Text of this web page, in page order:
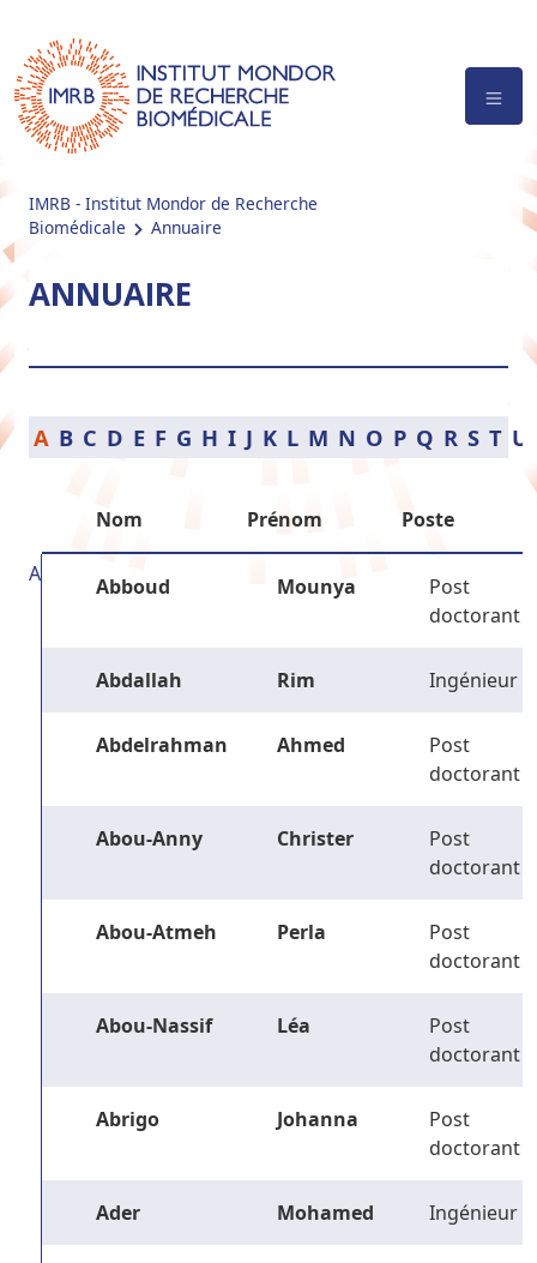
IMRB - Institut Mondor de Recherche
Biomédicale
Annuaire
ANNUAIRE
A B C D E F G H I J K L M N O P Q R S T U
Nom Prénom Poste
A Abboud Mounya
Post
doctorant
Abdallah Rim Ingénieur
Abdelrahman Ahmed
Post
doctorant
Abou-Anny Christer
Post
doctorant
Abou-Atmeh Perla
Post
doctorant
Abou-Nassif Léa
Post
doctorant
Abrigo Johanna
Post
doctorant
Ader Mohamed Ingénieur